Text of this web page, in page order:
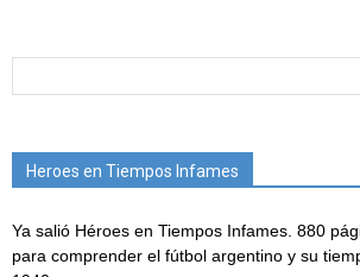
Heroes en Tiempos Infames
Ya salió Héroes en Tiempos Infames. 880
para comprender el fútbol argentino y su